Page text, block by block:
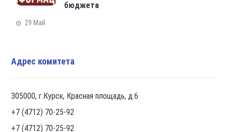
бюджета
29 Май
Адрес комитета
305000, г.Курск, Красная площадь, д.6
+7 (4712) 70-25-92
+7 (4712) 70-25-92